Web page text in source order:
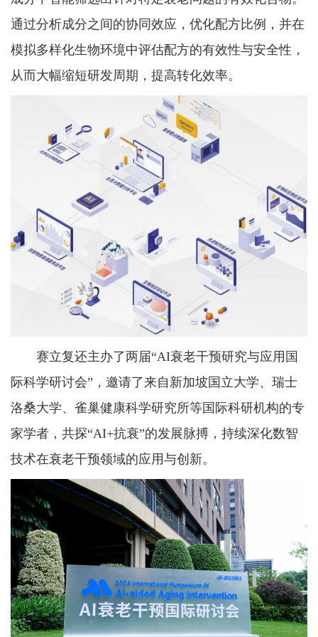
通过分析成分之间的协同效应，优化配方比例，并在
模拟多样化生物环境中评估配方的有效性与安全性，
从而大幅缩短研发周期，提高转化效率。
赛立复还主办了两届“AI衰老干预研究与应用国
际科学研讨会”，邀请了来自新加坡国立大学、瑞士
洛桑大学、雀巢健康科学研究所等国际科研机构的专
家学者，共探“AI+抗衰”的发展脉搏，持续深化数智
技术在衰老干预领域的应用与创新。